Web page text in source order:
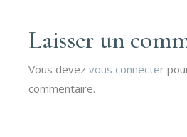
Laisser un
Vous devezvous connecter
commentaire.